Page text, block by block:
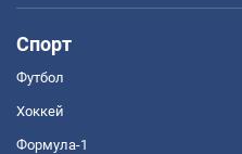
Спорт
Футбол
Хоккей
Формула-1